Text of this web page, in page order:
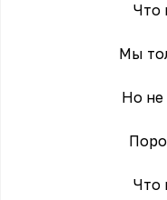
Что
Мы
Но не
Что